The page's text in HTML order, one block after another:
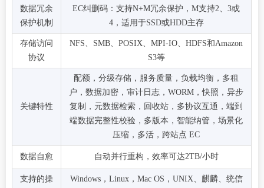
数据冗余
保护机制
EC纠删码：支持N+M冗余保护，M支持2、3或
4，适用于SSD或HDD主存
存储访问
协议
NFS、SMB、POSIX、MPI-IO、HDFS和Amazon
S3等
关键特性
配额，分级存储，服务质量，负载均衡，多租
户，数据加密，审计日志，WORM，快照，异步
复制，元数据检索，回收站，多协议互通，端到
端数据完整性校验，多版本，智能纳管，场景化
压缩，多活，跨站点 EC
数据自愈 自动并行重构，效率可达2TB/小时
支持的操
Windows，Linux，Mac OS，UNIX、麒麟、统信